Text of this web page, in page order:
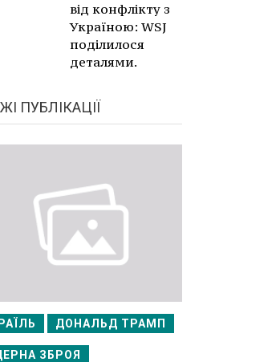
від конфлікту з
Україною: WSJ
поділилося
деталями.
ПУБЛІКАЦІЇ
ДОНАЛЬД ТРАМП
ЗБРОЯ